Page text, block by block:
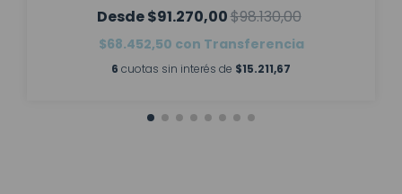
$91.270,00$98.130,00
$68.452,50 con Transferencia
6 cuotas sin interés de $15.211,67